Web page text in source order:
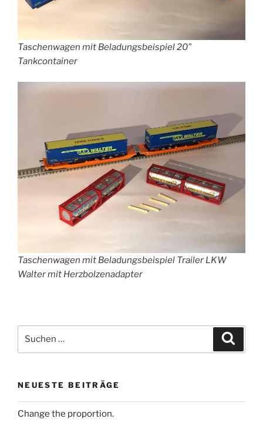
Taschenwagen mit Beladungsbeispiel 20”
Tankcontainer
Taschenwagen mit Beladungsbeispiel Trailer LKW
Walter mit Herzbolzenadapter
nach:
NEUESTE BEITRÄGE
Change the proportion.